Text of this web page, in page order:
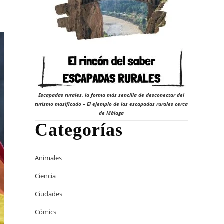
Escapadas rurales, la forma más sencilla de desconectar del
turismo masificado – El ejemplo de las escapadas rurales cerca
de Málaga
Categorías
Animales
Ciencia
Ciudades
Cómics